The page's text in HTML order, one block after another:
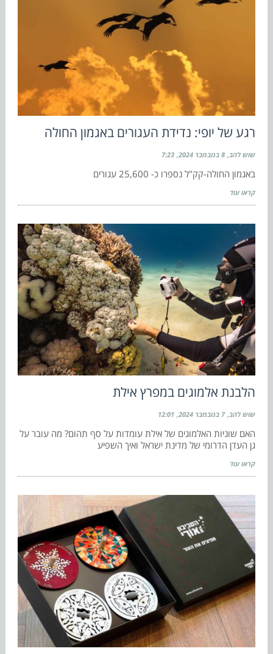
רגע של יופי: נדידת העגורים באגמון החולה
שוש להב 8 בנובמבר 2024 7:23
באגמון החולה-קק"ל נספרו כ- 25,600 עגורים
קראו עוד
הלבנת אלמוגים במפרץ אילת
שוש להב 7 בנובמבר 2024 12:01
האם שוניות האלמוגים של אילת עומדות על סף תהום? מה עובר על
גן העדן הדרומי של מדינת ישראל ואיך השפיע
קראו עוד